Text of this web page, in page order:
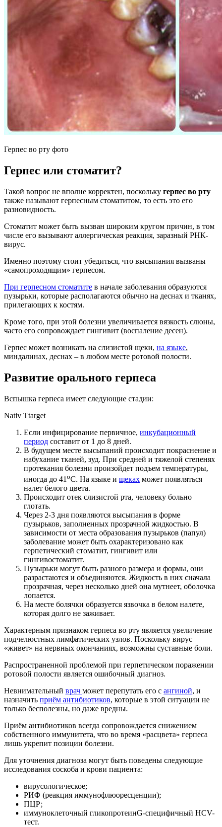
Герпес во рту фото
Герпес или стоматит?
Такой вопрос не вполне корректен, поскольку герпес во рту
также называют герпесным стоматитом, то есть это его
разновидность.
Стоматит может быть вызван широким кругом причин, в том
числе его вызывают аллергическая реакция, заразный РНК-
вирус.
Именно поэтому стоит убедиться, что высыпания вызваны
«самопроходящим» герпесом.
При герпесном стоматите в начале заболевания образуются
пузырьки, которые располагаются обычно на деснах и тканях,
прилегающих к костям.
Кроме того, при этой болезни увеличивается вязкость слюны,
часто его сопровождает гингивит (воспаление десен).
Герпес может возникать на слизистой щеки, на языке,
миндалинах, деснах – в любом месте ротовой полости.
Развитие орального герпеса
Вспышка герпеса имеет следующие стадии:
Nativ Ttarget
Если инфицирование первичное, инкубационный
период составит от 1 до 8 дней.
В будущем месте высыпаний происходит покраснение и
набухание тканей, зуд. При средней и тяжелой степенях
протекания болезни произойдет подъем температуры,
иногда до 41оС. На языке и щеках может появляться
налет белого цвета.
Происходит отек слизистой рта, человеку больно
глотать.
Через 2-3 дня появляются высыпания в форме
пузырьков, заполненных прозрачной жидкостью. В
зависимости от места образования пузырьков (папул)
заболевание может быть охарактеризовано как
герпетический стоматит, гингивит или
гингивостоматит.
Пузырьки могут быть разного размера и формы, они
разрастаются и объединяются. Жидкость в них сначала
прозрачная, через несколько дней она мутнеет, оболочка
лопается.
На месте болячки образуется язвочка в белом налете,
которая долго не заживает.
Характерным признаком герпеса во рту является увеличение
подчелюстных лимфатических узлов. Поскольку вирус
«живет» на нервных окончаниях, возможны суставные боли.
Распространенной проблемой при герпетическом поражении
ротовой полости является ошибочный диагноз.
Невнимательный врач может перепутать его с ангиной, и
назначить приём антибиотиков, которые в этой ситуации не
только бесполезны, но даже вредны.
Приём антибиотиков всегда сопровождается снижением
собственного иммунитета, что во время «расцвета» герпеса
лишь укрепит позиции болезни.
Для уточнения диагноза могут быть поведены следующие
исследования соскоба и крови пациента:
вирусологическое;
РИФ (реакция иммунофлюоресценции);
ПЦР;
иммуноклеточный гликопротеинG-специфичный HCV-
тест.